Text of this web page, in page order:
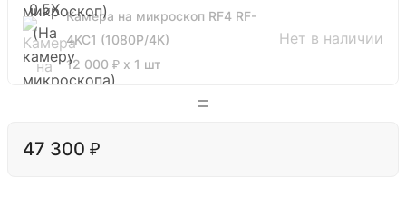
Камера на микроскоп RF4 RF-
4KC1 (1080P/4K)
12 000 ₽ x 1 шт
Нет в наличии
47 300 ₽